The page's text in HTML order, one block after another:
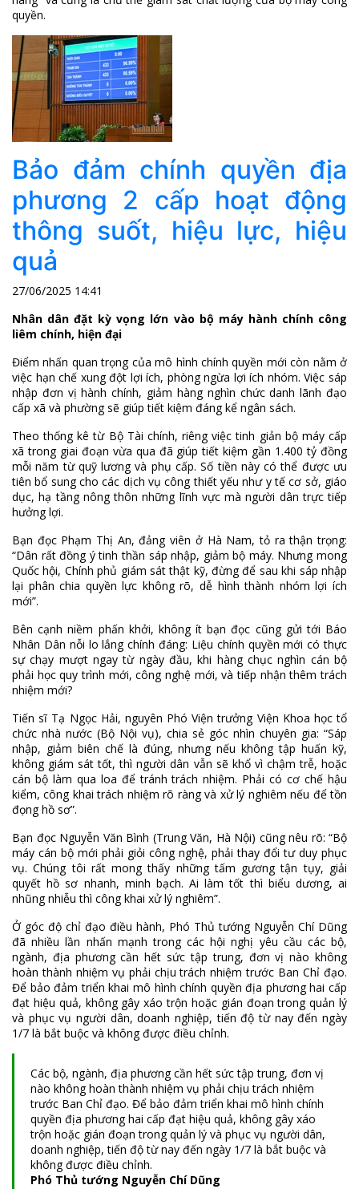
quyền.
Bảo đảm chính quyền địa
phương 2 cấp hoạt động
thông suốt, hiệu lực, hiệu
quả
27/06/2025 14:41
Nhân dân đặt kỳ vọng lớn vào bộ máy hành chính công
liêm chính, hiện đại
Điểm nhấn quan trọng của mô hình chính quyền mới còn nằm ở
việc hạn chế xung đột lợi ích, phòng ngừa lợi ích nhóm. Việc sáp
nhập đơn vị hành chính, giảm hàng nghìn chức danh lãnh đạo
cấp xã và phường sẽ giúp tiết kiệm đáng kể ngân sách.
Theo thống kê từ Bộ Tài chính, riêng việc tinh giản bộ máy cấp
xã trong giai đoạn vừa qua đã giúp tiết kiệm gần 1.400 tỷ đồng
mỗi năm từ quỹ lương và phụ cấp. Số tiền này có thể được ưu
tiên bổ sung cho các dịch vụ công thiết yếu như y tế cơ sở, giáo
dục, hạ tầng nông thôn những lĩnh vực mà người dân trực tiếp
hưởng lợi.
Bạn đọc Phạm Thị An, đảng viên ở Hà Nam, tỏ ra thận trọng:
“Dân rất đồng ý tinh thần sáp nhập, giảm bộ máy. Nhưng mong
Quốc hội, Chính phủ giám sát thật kỹ, đừng để sau khi sáp nhập
lại phân chia quyền lực không rõ, dễ hình thành nhóm lợi ích
mới”.
Bên cạnh niềm phấn khởi, không ít bạn đọc cũng gửi tới Báo
Nhân Dân nỗi lo lắng chính đáng: Liệu chính quyền mới có thực
sự chạy mượt ngay từ ngày đầu, khi hàng chục nghìn cán bộ
phải học quy trình mới, công nghệ mới, và tiếp nhận thêm trách
nhiệm mới?
Tiến sĩ Tạ Ngọc Hải, nguyên Phó Viện trưởng Viện Khoa học tổ
chức nhà nước (Bộ Nội vụ), chia sẻ góc nhìn chuyên gia: “Sáp
nhập, giảm biên chế là đúng, nhưng nếu không tập huấn kỹ,
không giám sát tốt, thì người dân vẫn sẽ khổ vì chậm trễ, hoặc
cán bộ làm qua loa để tránh trách nhiệm. Phải có cơ chế hậu
kiểm, công khai trách nhiệm rõ ràng và xử lý nghiêm nếu để tồn
đọng hồ sơ”.
Bạn đọc Nguyễn Văn Bình (Trung Văn, Hà Nội) cũng nêu rõ: “Bộ
máy cán bộ mới phải giỏi công nghệ, phải thay đổi tư duy phục
vụ. Chúng tôi rất mong thấy những tấm gương tận tụy, giải
quyết hồ sơ nhanh, minh bạch. Ai làm tốt thì biểu dương, ai
nhũng nhiễu thì công khai xử lý nghiêm”.
Ở góc độ chỉ đạo điều hành, Phó Thủ tướng Nguyễn Chí Dũng
đã nhiều lần nhấn mạnh trong các hội nghị yêu cầu các bộ,
ngành, địa phương cần hết sức tập trung, đơn vị nào không
hoàn thành nhiệm vụ phải chịu trách nhiệm trước Ban Chỉ đạo.
Để bảo đảm triển khai mô hình chính quyền địa phương hai cấp
đạt hiệu quả, không gây xáo trộn hoặc gián đoạn trong quản lý
và phục vụ người dân, doanh nghiệp, tiến độ từ nay đến ngày
1/7 là bắt buộc và không được điều chỉnh.
Các bộ, ngành, địa phương cần hết sức tập trung, đơn vị
nào không hoàn thành nhiệm vụ phải chịu trách nhiệm
trước Ban Chỉ đạo. Để bảo đảm triển khai mô hình chính
quyền địa phương hai cấp đạt hiệu quả, không gây xáo
trộn hoặc gián đoạn trong quản lý và phục vụ người dân,
doanh nghiệp, tiến độ từ nay đến ngày 1/7 là bắt buộc và
không được điều chỉnh.
Phó Thủ tướng Nguyễn Chí Dũng